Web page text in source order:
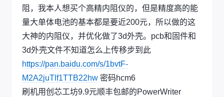
阻，我本人想买个高精内阻仪的，但是精度高的能
量大单体电池的基本都是要近200元，所以做的这
大神的内阻仪，并优化做了3d外壳。pcb和固件和
3d外壳文件不知道怎么上传移步到此
https://pan.baidu.com/s/1bvtF-
M2A2juTlf1TTB22hw 密码hcm6
刷机用创芯工坊9.9元顺丰包邮的PowerWriter